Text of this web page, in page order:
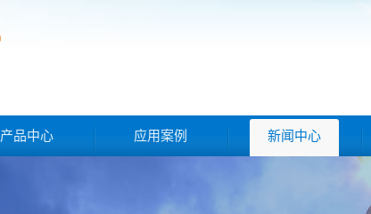
产品中心 应用案例 新闻中心